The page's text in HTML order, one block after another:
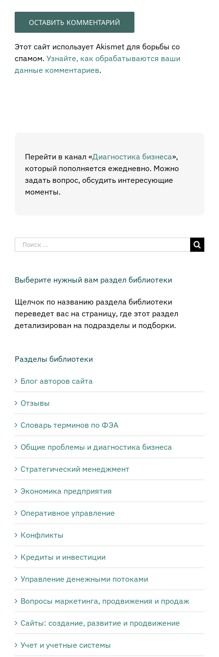
Этот сайт использует Akismet для борьбы со
спамом. Узнайте, как обрабатываются ваши
данные комментариев.
Перейти в канал «Диагностика бизнеса»,
который пополняется ежедневно. Можно
задать вопрос, обсудить интересующие
моменты.
Результат
поиска:
Выберите нужный вам раздел библиотеки
Щелчок по названию раздела библиотеки
переведет вас на страницу, где этот раздел
детализирован на подразделы и подборки.
Разделы библиотеки
Блог авторов сайта
Отзывы
Словарь терминов по ФЭА
Общие проблемы и диагностика бизнеса
Стратегический менеджмент
Экономика предприятия
Оперативное управление
Конфликты
Кредиты и инвестиции
Управление денежными потоками
Вопросы маркетинга, продвижения и продаж
Сайты: создание, развитие и продвижение
Учет и учетные системы